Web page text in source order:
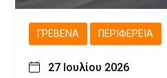
ΓΡΕΒΕΝΆ ΠΕΡΙΦΈΡΕΙΑ
27 Ιουλίου 2026